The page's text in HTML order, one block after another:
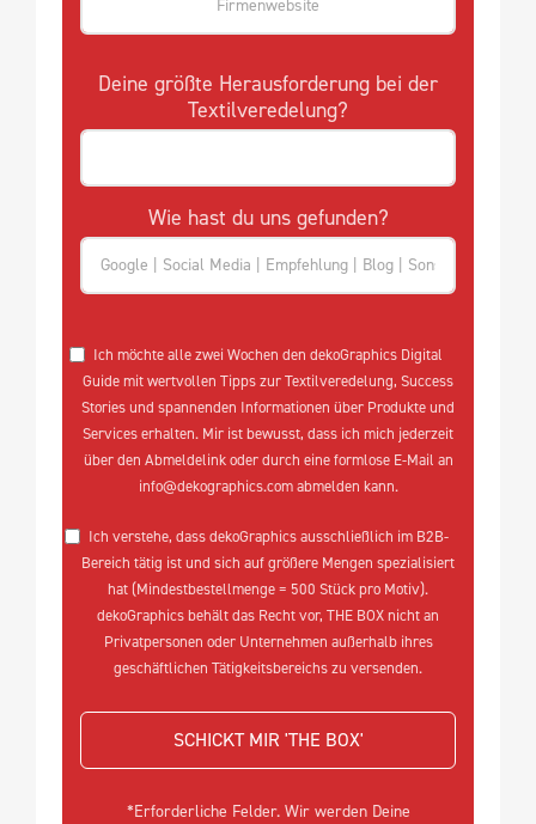
Deine größte Herausforderung bei der
Textilveredelung?
Wie hast du uns gefunden?
Ich möchte alle zwei Wochen den dekoGraphics Digital
Guide mit wertvollen Tipps zur Textilveredelung, Success
Stories und spannenden Informationen über Produkte und
Services erhalten. Mir ist bewusst, dass ich mich jederzeit
über den Abmeldelink oder durch eine formlose E-Mail an
info@dekographics.com abmelden kann.
Ich verstehe, dass dekoGraphics ausschließlich im B2B-
Bereich tätig ist und sich auf größere Mengen spezialisiert
hat (Mindestbestellmenge = 500 Stück pro Motiv).
dekoGraphics behält das Recht vor, THE BOX nicht an
Privatpersonen oder Unternehmen außerhalb ihres
geschäftlichen Tätigkeitsbereichs zu versenden.
SCHICKT MIR 'THE BOX'
*Erforderliche Felder. Wir werden Deine